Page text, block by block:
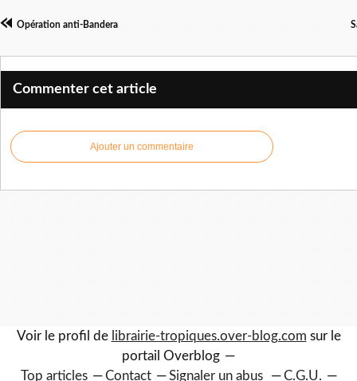
Opération anti-Bandera
Commenter cet article
Ajouter un commentaire
Voir le profil de librairie-tropiques.over-blog.com sur le
portail Overblog
Top articles
Contact Signaler un abus C.G.U.